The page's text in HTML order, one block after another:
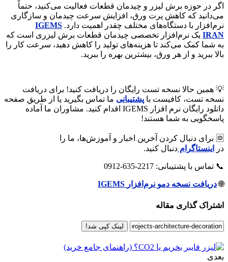
اگر در حوزه برش لیزر و چیدمان قطعات فعالیت می‌کنید، حتماً
می‌دانید که کاهش پرت ورق، افزایش سرعت چیدمان و سازگاری
نرم‌افزار با دستگاه‌های مختلف چقدر اهمیت دارد. IGEMS
IRAN یک نرم‌افزار تخصصی چیدمان قطعات برش لیزری است که
به شما کمک می‌کند تا هزینه‌های تولید را کاهش دهید، سرعت کار را
بالا ببرید و از هر ورق، بیشترین بهره را ببرید.
💡 همین حالا نسخه تست رایگان را دریافت کنید! برای دریافت
نسخه تست، کافیست با پشتیبانی ما تماس بگیرید یا از طریق صفحه
دانلود رایگان نرم افزار IGEMS اقدام کنید. مشاوران ما آماده
پاسخگویی به شما هستند!
🆔 برای دنبال کردن آخرین اخبار و آموزش‌ها، ما را
در
اینستاگرام دنبال کنید.
📞 تماس با پشتیبانی: 2217-635-0912
🌐 دریافت نسخه دمو نرم‌افزار
اشتراک گذاری مقاله
لینک کپی شد!
بعدی